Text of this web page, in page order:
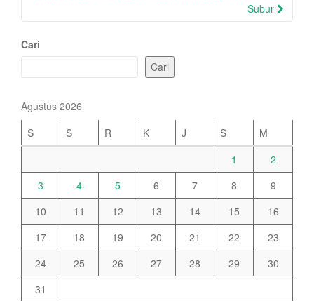
Subur
Cari
Cari
Agustus 2026
S
S R K J S
M
1
2
3
4 5 6 7 8
9
10
11 12 13 14 15
16
17
18 19 20 21 22
23
24
25 26 27 28 29
30
31